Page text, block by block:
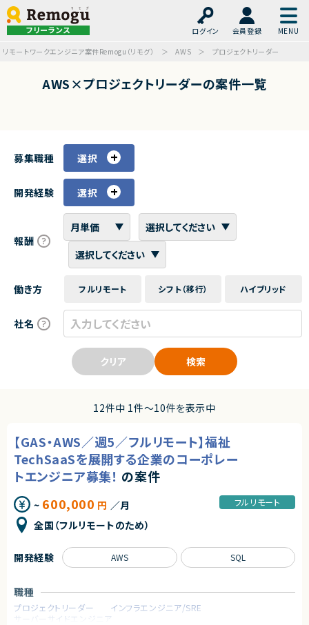
フリーランス ログイン
会員登録
リモートワークエンジニア案件Remogu（リモグ）
AWS プロジェクトリーダー
AWS×プロジェクトリーダーの案件一覧
募集職種 選択
開発経験 選択
報酬
働き方 フルリモート シフト（移行） ハイブリッド
社名
クリア 検索
12件中 1件〜10件を表示中
【GAS・AWS／週5／フルリモート】福祉
TechSaaSを展開する企業のコーポレー
トエンジニア募集！ の案件
~ 600,000 円 ／月
全国（フルリモートのため）
フルリモート
職種
プロジェクトリーダー
インフラエンジニア/SRE
サーバーサイドエンジニア
開発経験 AWS SQL